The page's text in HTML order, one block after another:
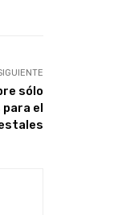
sólo
el